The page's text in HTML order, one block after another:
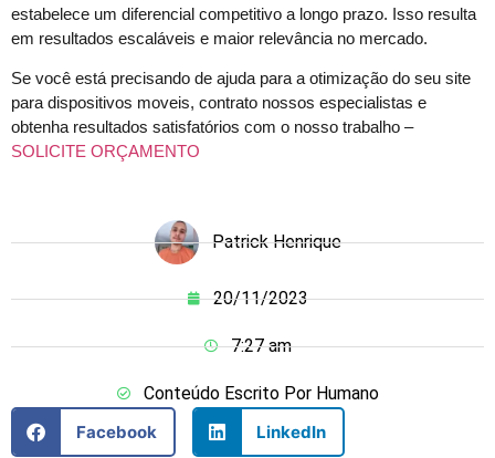
estabelece um diferencial competitivo a longo prazo. Isso resulta
em resultados escaláveis e maior relevância no mercado.
Se você está precisando de ajuda para a otimização do seu site
para dispositivos moveis, contrato nossos especialistas e
obtenha resultados satisfatórios com o nosso trabalho –
SOLICITE ORÇAMENTO
Patrick Henrique
20/11/2023
7:27 am
Conteúdo Escrito Por Humano
Facebook
LinkedIn